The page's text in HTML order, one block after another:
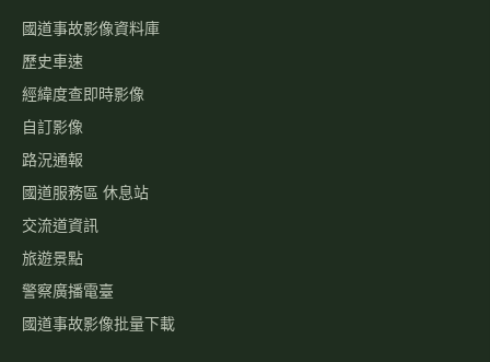
國道事故影像資料庫
歷史車速
經緯度查即時影像
自訂影像
路況通報
國道服務區 休息站
交流道資訊
旅遊景點
警察廣播電臺
國道事故影像批量下載